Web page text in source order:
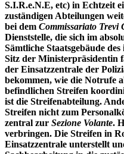
S.I.R.e.N.E, etc) in Echtzeit
zuständigen Abteilungen
bei dem Commissariato Trevi
Dienststelle, die sich im
Sämtliche Staatsgebäude
Sitz der Ministerpräsidentin
der Einsatzzentrale der
bekommen, wie die Notrufe
befindlichen Streifen
ist die Streifenabteilung.
Streifen nicht zum
zentral zur Sezione Volante.
verbringen. Die Streifen in
Einsatzzentrale unterstellt